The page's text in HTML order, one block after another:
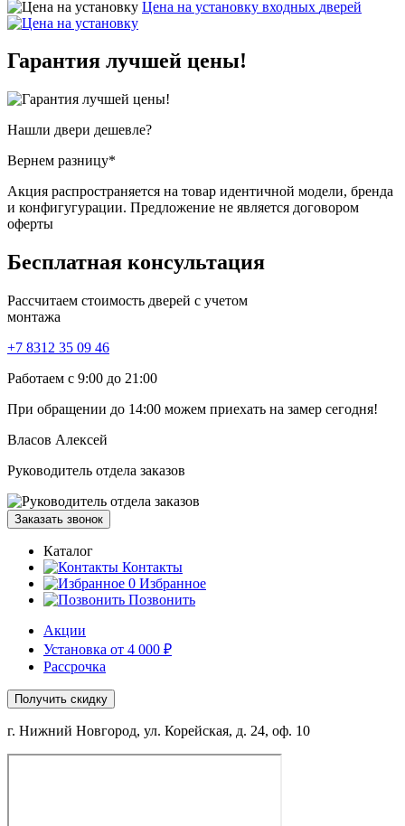
Цена на установку входных дверей
Гарантия лучшей цены!
Нашли двери дешевле?
Вернем разницу*
Акция распространяется на товар идентичной модели, бренда
и конфигугурации. Предложение не является договором
оферты
Бесплатная консультация
Рассчитаем стоимость дверей с учетом
монтажа
+7 8312 35 09 46
Работаем с 9:00 до 21:00
При обращении до 14:00 можем приехать на замер сегодня!
Власов Алексей
Руководитель отдела заказов
Заказать звонок
Каталог
Контакты
0 Избранное
Позвонить
Акции
Установка от 4 000 ₽
Рассрочка
Получить скидку
г. Нижний Новгород, ул. Корейская, д. 24, оф. 10